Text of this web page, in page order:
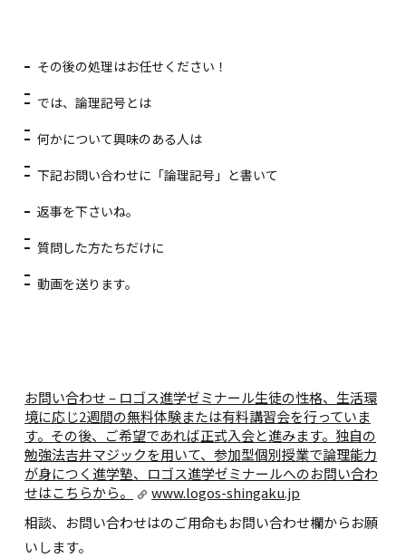
その後の処理はお任せください！
では、論理記号とは
何かについて興味のある人は
下記お問い合わせに「論理記号」と書いて
返事を下さいね。
質問した方たちだけに
動画を送ります。
お問い合わせ – ロゴス進学ゼミナール生徒の性格、生活環
境に応じ2週間の無料体験または有料講習会を行っていま
す。その後、ご希望であれば正式入会と進みます。独自の
勉強法吉井マジックを用いて、参加型個別授業で論理能力
が身につく進学塾、ロゴス進学ゼミナールへのお問い合わ
せはこちらから。
www.logos-shingaku.jp
相談、お問い合わせはのご用命もお問い合わせ欄からお願
いします。